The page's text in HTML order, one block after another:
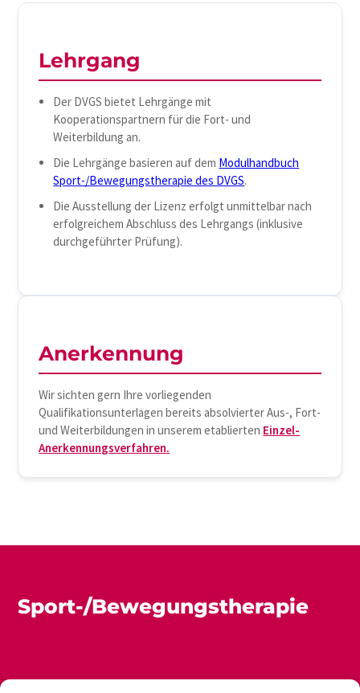
Lehrgang
Der DVGS bietet Lehrgänge mit
Kooperationspartnern für die Fort- und
Weiterbildung an.
Die Lehrgänge basieren auf dem Modulhandbuch
Sport-/Bewegungstherapie des DVGS.
Die Ausstellung der Lizenz erfolgt unmittelbar nach
erfolgreichem Abschluss des Lehrgangs (inklusive
durchgeführter Prüfung).
Anerkennung
Wir sichten gern Ihre vorliegenden
Qualifikationsunterlagen bereits absolvierter Aus-, Fort-
und Weiterbildungen in unserem etablierten Einzel-
Anerkennungsverfahren.
Sport-/Bewegungstherapie